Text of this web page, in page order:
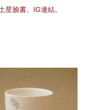
星臉書 IG連結。